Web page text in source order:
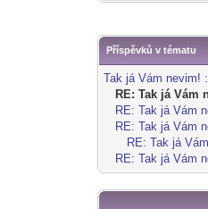
Příspěvků v tématu
Tak já Vám nevim!
RE: Tak já Vám
RE: Tak já Vám
RE: Tak já Vám
RE: Tak já
RE: Tak já Vám